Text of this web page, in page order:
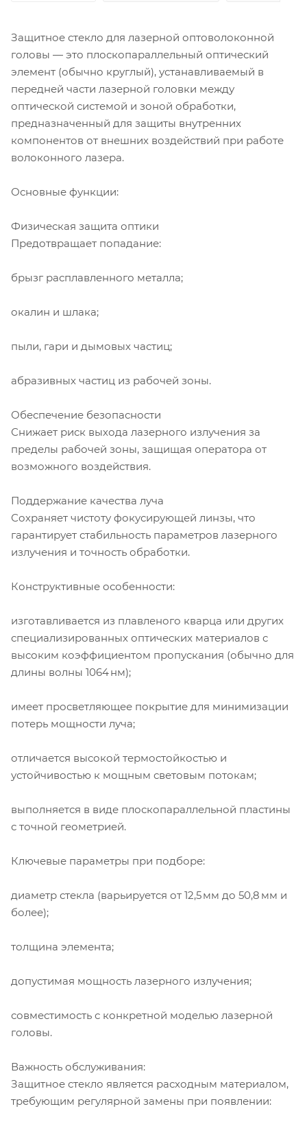
Защитное стекло для лазерной оптоволоконной
головы — это плоскопараллельный оптический
элемент (обычно круглый), устанавливаемый в
передней части лазерной головки между
оптической системой и зоной обработки,
предназначенный для защиты внутренних
компонентов от внешних воздействий при работе
волоконного лазера.
Основные функции:
Физическая защита оптики
Предотвращает попадание:
брызг расплавленного металла;
окалин и шлака;
пыли, гари и дымовых частиц;
абразивных частиц из рабочей зоны.
Обеспечение безопасности
Снижает риск выхода лазерного излучения за
пределы рабочей зоны, защищая оператора от
возможного воздействия.
Поддержание качества луча
Сохраняет чистоту фокусирующей линзы, что
гарантирует стабильность параметров лазерного
излучения и точность обработки.
Конструктивные особенности:
изготавливается из плавленого кварца или других
специализированных оптических материалов с
высоким коэффициентом пропускания (обычно для
длины волны 1064 нм);
имеет просветляющее покрытие для минимизации
потерь мощности луча;
отличается высокой термостойкостью и
устойчивостью к мощным световым потокам;
выполняется в виде плоскопараллельной пластины
с точной геометрией.
Ключевые параметры при подборе:
диаметр стекла (варьируется от 12,5 мм до 50,8 мм и
более);
толщина элемента;
допустимая мощность лазерного излучения;
совместимость с конкретной моделью лазерной
головы.
Важность обслуживания:
Защитное стекло является расходным материалом,
требующим регулярной замены при появлении: